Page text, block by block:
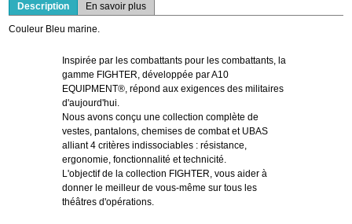
Description En savoir plus
Couleur Bleu marine.
Inspirée par les combattants pour les combattants, la
gamme FIGHTER, développée par A10
EQUIPMENT®, répond aux exigences des militaires
d'aujourd'hui.
Nous avons conçu une collection complète de
vestes, pantalons, chemises de combat et UBAS
alliant 4 critères indissociables : résistance,
ergonomie, fonctionnalité et technicité.
L'objectif de la collection FIGHTER, vous aider à
donner le meilleur de vous-même sur tous les
théâtres d'opérations.